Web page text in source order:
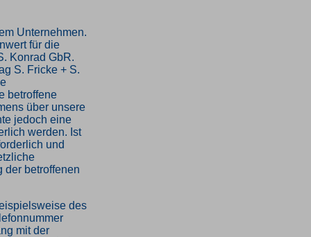
Unternehmen.
für die
Konrad GbR.
S. Fricke + S.
betroffene
über unsere
jedoch eine
werden. Ist
und
der betroffenen
des
mit der